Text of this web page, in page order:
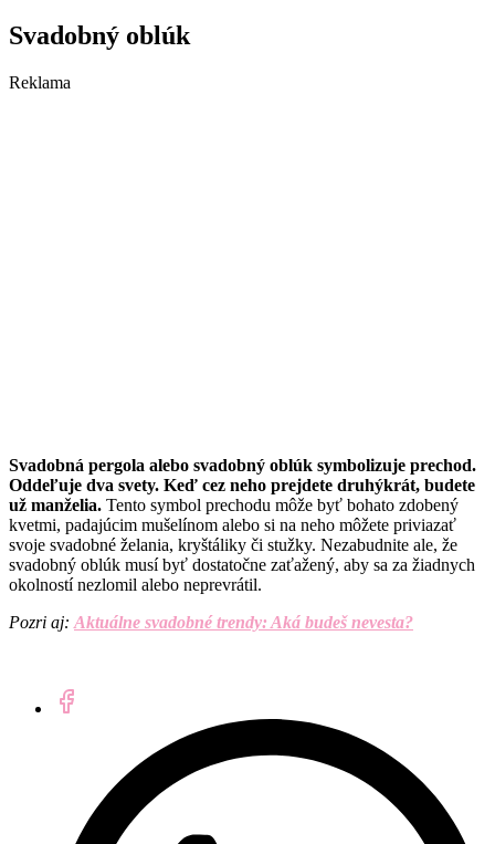
Svadobný oblúk
Reklama
Svadobná pergola alebo svadobný oblúk symbolizuje prechod.
Oddeľuje dva svety. Keď cez neho prejdete druhýkrát, budete
už manželia. Tento symbol prechodu môže byť bohato zdobený
kvetmi, padajúcim mušelínom alebo si na neho môžete priviazať
svoje svadobné želania, kryštáliky či stužky. Nezabudnite ale, že
svadobný oblúk musí byť dostatočne zaťažený, aby sa za žiadnych
okolností nezlomil alebo neprevrátil.
Pozri aj: Aktuálne svadobné trendy: Aká budeš nevesta?